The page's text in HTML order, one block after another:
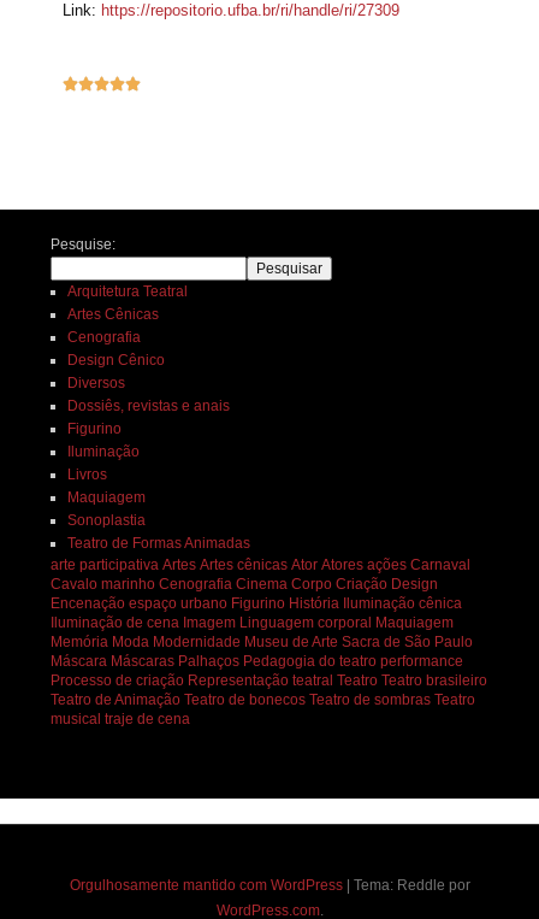
Link: https://repositorio.ufba.br/ri/handle/ri/27309

Pesquise:
Pesquisar
Arquitetura Teatral
Artes Cênicas
Cenografia
Design Cênico
Diversos
Dossiês, revistas e anais
Figurino
Iluminação
Livros
Maquiagem
Sonoplastia
Teatro de Formas Animadas
arte participativa Artes Artes cênicas Ator Atores ações Carnaval
Cavalo marinho Cenografia Cinema Corpo Criação Design
Encenação espaço urbano Figurino História Iluminação cênica
Iluminação de cena Imagem Linguagem corporal Maquiagem
Memória Moda Modernidade Museu de Arte Sacra de São Paulo
Máscara Máscaras Palhaços Pedagogia do teatro performance
Processo de criação Representação teatral Teatro Teatro brasileiro
Teatro de Animação Teatro de bonecos Teatro de sombras Teatro
musical traje de cena
Orgulhosamente mantido com WordPress
Tema: Reddle por
WordPress.com.